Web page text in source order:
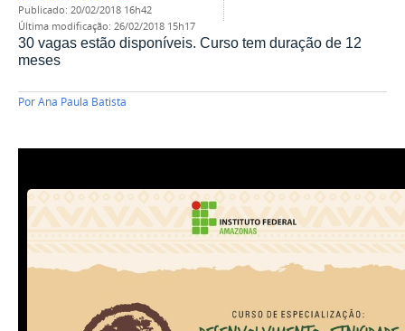
publicado: 20/02/2018 16h42
última modificação: 26/02/2018 15h17
30 vagas estão disponíveis. Curso tem duração de 12
meses
PorAna Paula Batista